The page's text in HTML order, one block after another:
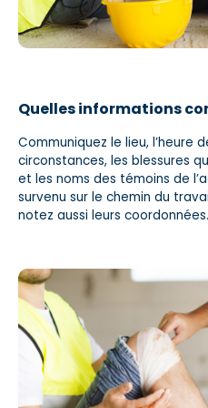
Quelles informations
Communiquez le lieu, l’heure
circonstances, les blessures
et les noms des témoins de
survenu sur le chemin du
notez aussi leurs coordonnées.